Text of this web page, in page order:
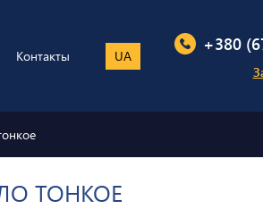
Контакты UA
+380
ТОНКОЕ